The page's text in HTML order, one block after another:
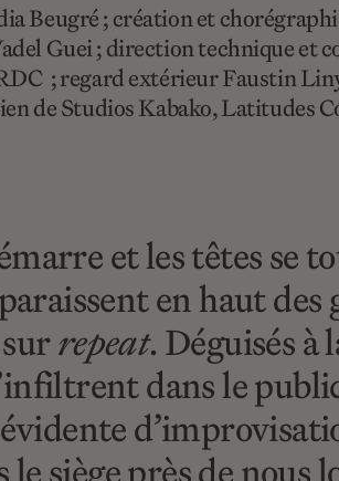
Beugré ; création et
Guei ; direction technique et
; regard extérieur Faustin
de Studios Kabako, Latitudes
et les têtes se
en haut
repeat. Déguisés
dans le